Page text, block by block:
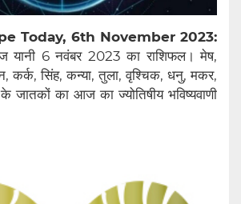
Today, 6th November 2023:
यानी 6 नवंबर 2023 का राशिफल। मेष,
कर्क, सिंह, कन्या, तुला, वृश्चिक, धनु, मकर,
जातकों का आज का ज्योतिषीय भविष्यवाणी